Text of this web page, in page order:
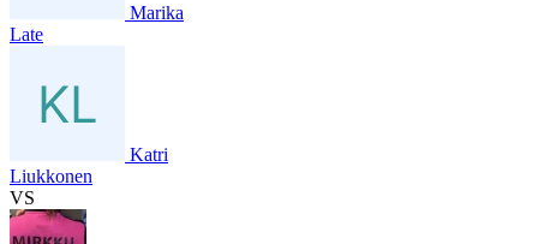
Marika
Late
Katri
Liukkonen
VS